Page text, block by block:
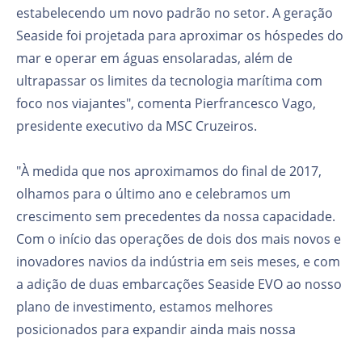
estabelecendo um novo padrão no setor. A geração
Seaside foi projetada para aproximar os hóspedes do
mar e operar em águas ensolaradas, além de
ultrapassar os limites da tecnologia marítima com
foco nos viajantes", comenta Pierfrancesco Vago,
presidente executivo da MSC Cruzeiros.
"À medida que nos aproximamos do final de 2017,
olhamos para o último ano e celebramos um
crescimento sem precedentes da nossa capacidade.
Com o início das operações de dois dos mais novos e
inovadores navios da indústria em seis meses, e com
a adição de duas embarcações Seaside EVO ao nosso
plano de investimento, estamos melhores
posicionados para expandir ainda mais nossa